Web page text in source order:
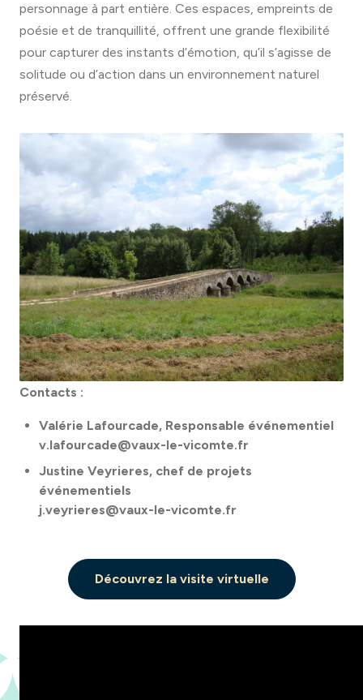
personnage à part entière. Ces espaces, empreints de
poésie et de tranquillité, offrent une grande flexibilité
pour capturer des instants d’émotion, qu’il s’agisse de
solitude ou d’action dans un environnement naturel
préservé.
Contacts :
Valérie Lafourcade, Responsable événementiel
v.lafourcade@vaux-le-vicomte.fr
Justine Veyrieres, chef de projets
événementiels
j.veyrieres@vaux-le-vicomte.fr
Découvrez la visite virtuelle